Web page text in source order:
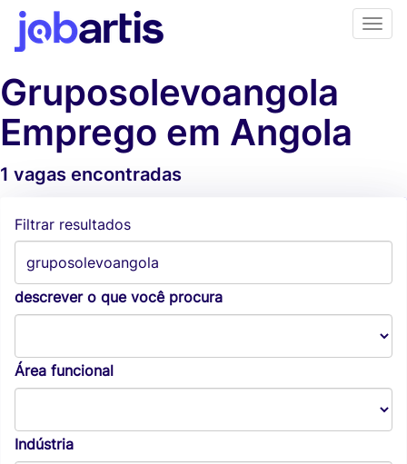
Gruposolevoangola
Emprego em Angola
1 vagas encontradas
Filtrar resultados
descrever o que você procura
Área funcional
Indústria